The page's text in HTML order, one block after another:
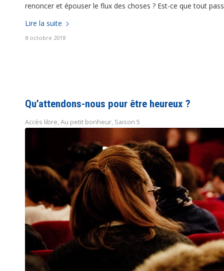
renoncer et épouser le flux des choses ? Est-ce que tout
Lire la suite
8 octobre 2018
Qu’attendons-nous pour être heureux ?
Accès libre, Au petit bonheur, Saison 5